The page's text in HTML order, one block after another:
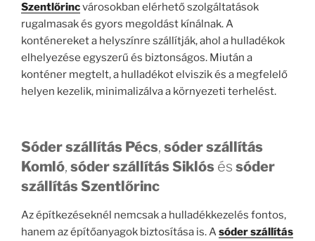
Szentlőrincvárosokban elérhető szolgáltatások
rugalmasak és gyors megoldást kínálnak. A
konténereket a helyszínre szállítják, ahol a hulladékok
elhelyezése egyszerű és biztonságos. Miután a
konténer megtelt, a hulladékot elviszik és a megfelelő
helyen kezelik, minimalizálva a környezeti terhelést.
Sóder szállítás Pécs, sóder szállítás
Komló, sóder szállítás Siklós és sóder
szállítás Szentlőrinc
Az építkezéseknél nemcsak a hulladékkezelés fontos,
hanem az építőanyagok biztosítása is. Asóder szállítás